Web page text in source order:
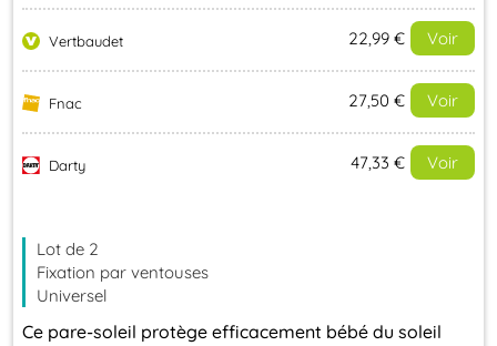
Vertbaudet 22,99 € Voir
Fnac 27,50 € Voir
Darty 47,33 € Voir
30
Lot de 2
Fixation par ventouses
Universel
Ce pare-soleil protège efficacement bébé du soleil